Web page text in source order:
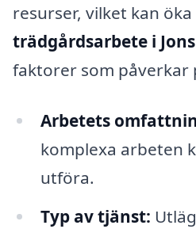
resurser, vilket kan
trädgårdsarbete i
faktorer som påverkar
Arbetets
komplexa arbeten
utföra.
Typ av tjänst: